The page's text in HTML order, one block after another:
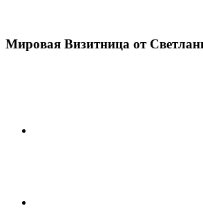
Мировая Визитница от